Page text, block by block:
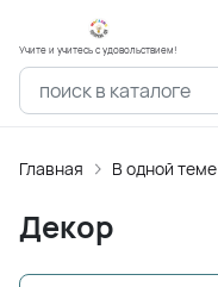
Учите и учитесь с удовольствием!
Главная В одной теме
Декор